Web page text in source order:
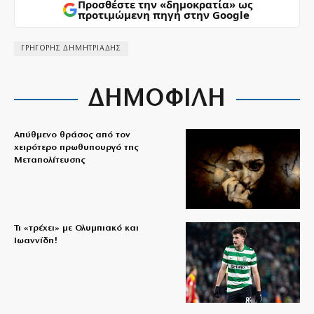
Προσθέστε την «δημοκρατία» ως
προτιμώμενη πηγή στην Google
ΓΡΗΓΟΡΗΣ ΔΗΜΗΤΡΙΑΔΗΣ
ΔΗΜΟΦΙΛΗ
Απύθμενο θράσος από τον
χειρότερο πρωθυπουργό της
Μεταπολίτευσης
Τι «τρέχει» με Ολυμπιακό και
Ιωαννίδη!